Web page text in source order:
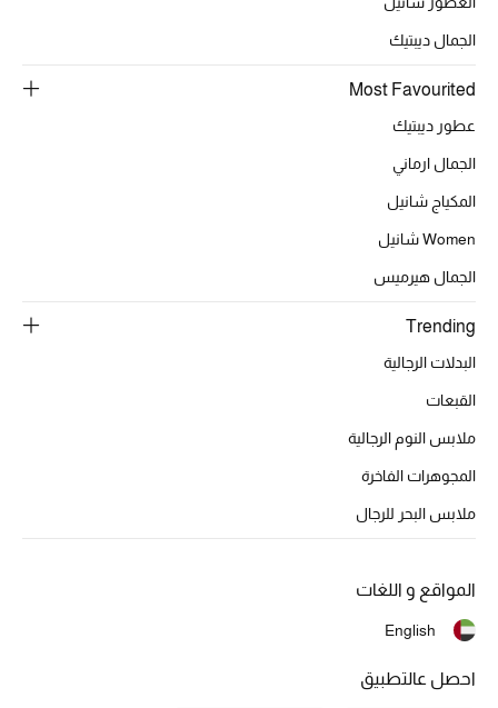
الحقائب النسائية
دليل ملتزمات الحقائب
حقائب الأطفال
أبرز المصممين
تسوقوا الحقائب
الجمال ديبتيك
Most Favourited
عطور ديبتيك
الجمال ارماني
المكياج شانيل
Women شانيل
الجمال هيرميس
Trending
البدلات الرجالية
القبعات
ملابس النوم الرجالية
المجوهرات الفاخرة
ملابس البحر للرجال
المواقع و اللغات
English
احصل عالتطبيق